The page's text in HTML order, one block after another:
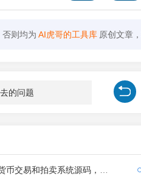
则均为 AI虎哥的工具库 原创文章
的问题
统源码，前台新增中文后台全部汉化